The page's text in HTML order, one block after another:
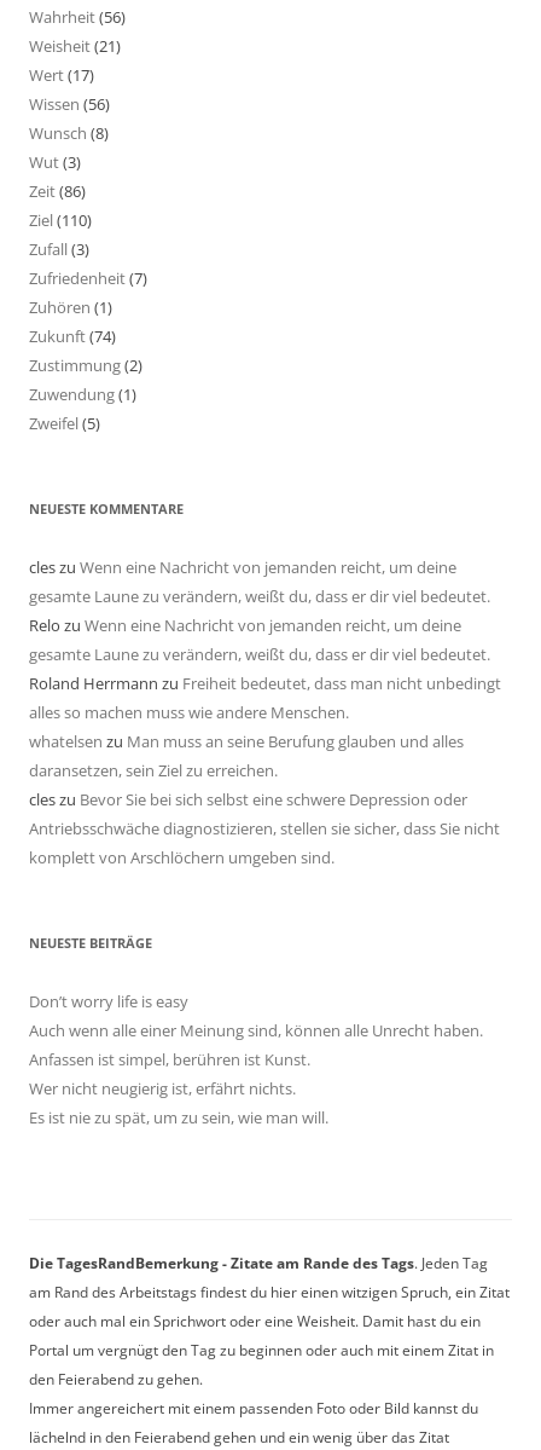
Wahrheit(56)
Weisheit(21)
Wert(17)
Wissen (56)
Wunsch (8)
Wut(3)
Zeit(86)
Ziel(110)
Zufall(3)
Zufriedenheit(7)
Zuhören (1)
Zukunft(74)
Zustimmung(2)
Zuwendung(1)
Zweifel(5)
NEUESTE KOMMENTARE
cleszu Wenn eine Nachricht von jemanden reicht, um deine
gesamte Laune zu verändern, weißt du, dass er dir viel bedeutet.
Relo zu Wenn eine Nachricht von jemanden reicht, um deine
gesamte Laune zu verändern, weißt du, dass er dir viel bedeutet.
Roland Herrmann zu Freiheit bedeutet, dass man nicht unbedingt
alles so machen muss wie andere Menschen.
whatelsen zu Man muss an seine Berufung glauben und alles
daransetzen, sein Ziel zu erreichen.
cleszu Bevor Sie bei sich selbst eine schwere Depression oder
Antriebsschwäche diagnostizieren, stellen sie sicher, dass Sie nicht
komplett von Arschlöchern umgeben sind.
NEUESTE BEITRÄGE
Don’t worry life is easy
Auch wenn alle einer Meinung sind, können alle Unrecht haben.
Anfassen ist simpel, berühren ist Kunst.
Wer nicht neugierig ist, erfährt nichts.
Es ist nie zu spät, um zu sein, wie man will.
Die TagesRandBemerkung - Zitate am Rande des Tags. Jeden Tag
am Rand des Arbeitstags findest du hier einen witzigen Spruch, ein Zitat
oder auch mal ein Sprichwort oder eine Weisheit. Damit hast du ein
Portal um vergnügt den Tag zu beginnen oder auch mit einem Zitat in
den Feierabend zu gehen.
Immer angereichert mit einem passenden Foto oder Bild kannst du
lächelnd in den Feierabend gehen und ein wenig über das Zitat